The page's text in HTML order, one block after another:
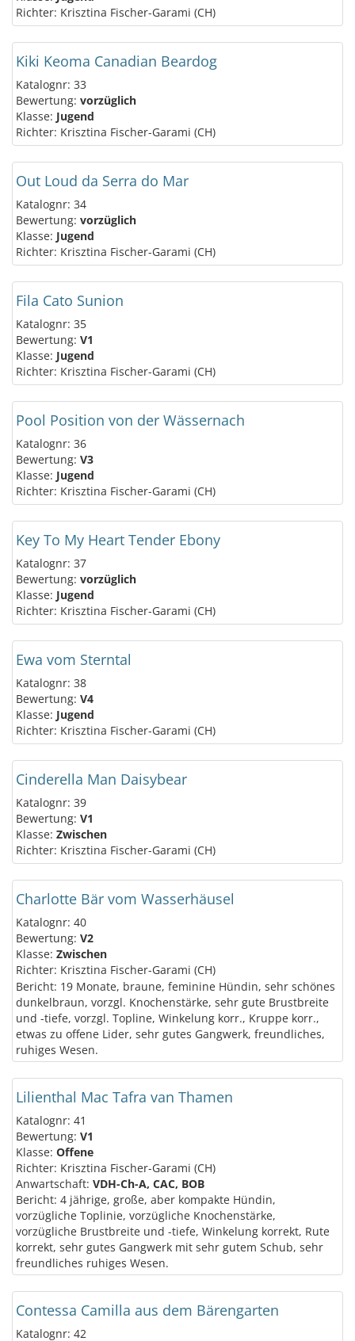
Richter: Krisztina Fischer-Garami (CH)
Kiki Keoma Canadian Beardog
Katalognr: 33
Bewertung: vorzüglich
Klasse: Jugend
Richter: Krisztina Fischer-Garami (CH)
Out Loud da Serra do Mar
Katalognr: 34
Bewertung: vorzüglich
Klasse: Jugend
Richter: Krisztina Fischer-Garami (CH)
Fila Cato Sunion
Katalognr: 35
Bewertung: V1
Klasse: Jugend
Richter: Krisztina Fischer-Garami (CH)
Pool Position von der Wässernach
Katalognr: 36
Bewertung: V3
Klasse: Jugend
Richter: Krisztina Fischer-Garami (CH)
Key To My Heart Tender Ebony
Katalognr: 37
Bewertung: vorzüglich
Klasse: Jugend
Richter: Krisztina Fischer-Garami (CH)
Ewa vom Sterntal
Katalognr: 38
Bewertung: V4
Klasse: Jugend
Richter: Krisztina Fischer-Garami (CH)
Cinderella Man Daisybear
Katalognr: 39
Bewertung: V1
Klasse: Zwischen
Richter: Krisztina Fischer-Garami (CH)
Charlotte Bär vom Wasserhäusel
Katalognr: 40
Bewertung: V2
Klasse: Zwischen
Richter: Krisztina Fischer-Garami (CH)
Bericht: 19 Monate, braune, feminine Hündin, sehr schönes
dunkelbraun, vorzgl. Knochenstärke, sehr gute Brustbreite
und -tiefe, vorzgl. Topline, Winkelung korr., Kruppe korr.,
etwas zu offene Lider, sehr gutes Gangwerk, freundliches,
ruhiges Wesen.
Lilienthal Mac Tafra van Thamen
Katalognr: 41
Bewertung: V1
Klasse: Offene
Richter: Krisztina Fischer-Garami (CH)
Anwartschaft: VDH-Ch-A, CAC, BOB
Bericht: 4 jährige, große, aber kompakte Hündin,
vorzügliche Toplinie, vorzügliche Knochenstärke,
vorzügliche Brustbreite und -tiefe, Winkelung korrekt, Rute
korrekt, sehr gutes Gangwerk mit sehr gutem Schub, sehr
freundliches ruhiges Wesen.
Contessa Camilla aus dem Bärengarten
Katalognr: 42